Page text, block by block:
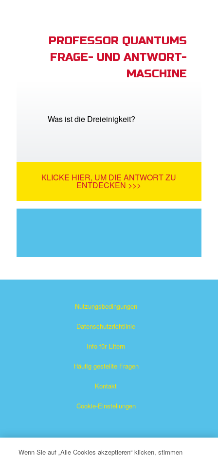
PROFESSOR QUANTUMS
FRAGE- UND ANTWORT-
MASCHINE
Was ist die Dreieinigkeit?
KLICKE HIER, UM DIE ANTWORT ZU
ENTDECKEN >>>
Nutzungsbedingungen
Datenschutzrichtlinie
Info für Eltern
Häufig gestellte Fragen
Kontakt
Cookie-Einstellungen
Wenn Sie auf „Alle Cookies akzeptieren“ klicken, stimmen